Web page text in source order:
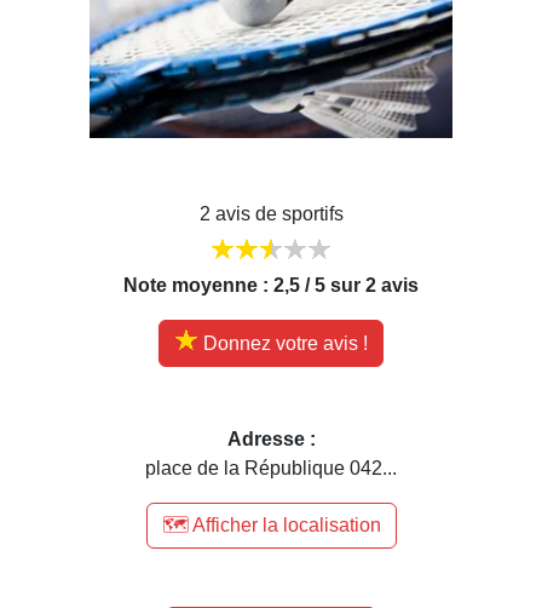
2 avis de sportifs
Note moyenne : 2,5 / 5 sur 2 avis
Donnez votre avis !
Adresse :
place de la République 042...
🗺️ Afficher la localisation